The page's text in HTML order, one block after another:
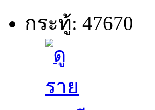
กระทู้: 47670